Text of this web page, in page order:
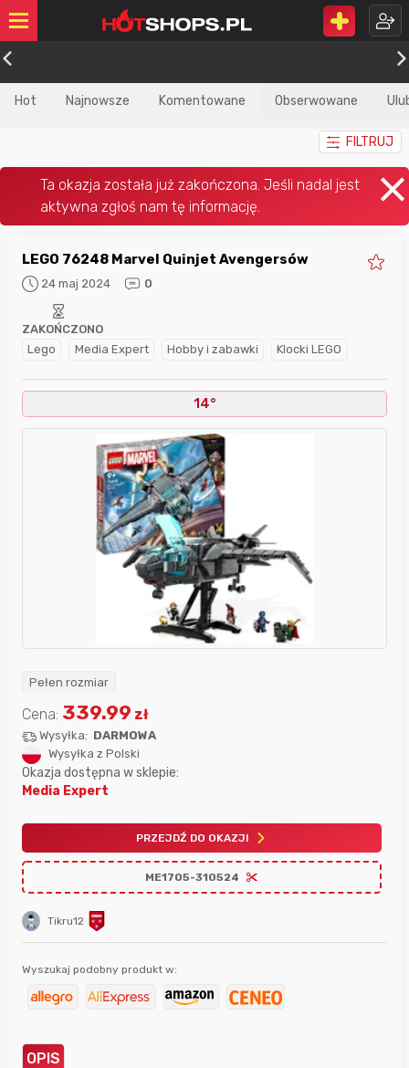
Hot Najnowsze Komentowane Obserwowane
FILTRUJ
LEGO 76248 Marvel Quinjet Avengersów
24 maj 2024 0
Lego Media Expert Hobby i zabawki Klocki LEGO
ZAKOŃCZONO
14°
Pełen rozmiar
Tikru12
Cena: 339.99 zł
Wysyłka: DARMOWA
Wysyłka z Polski
Okazja dostępna w sklepie:
Media Expert
PRZEJDŹ DO OKAZJI
ME1705-310524
Wyszukaj podobny produkt w:
OPIS